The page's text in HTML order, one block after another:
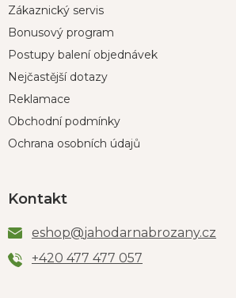
Zákaznický servis
Bonusový program
Postupy balení objednávek
Nejčastější dotazy
Reklamace
Obchodní podmínky
Ochrana osobních údajů
Kontakt
eshop@jahodarnabrozany.cz
+420 477 477 057